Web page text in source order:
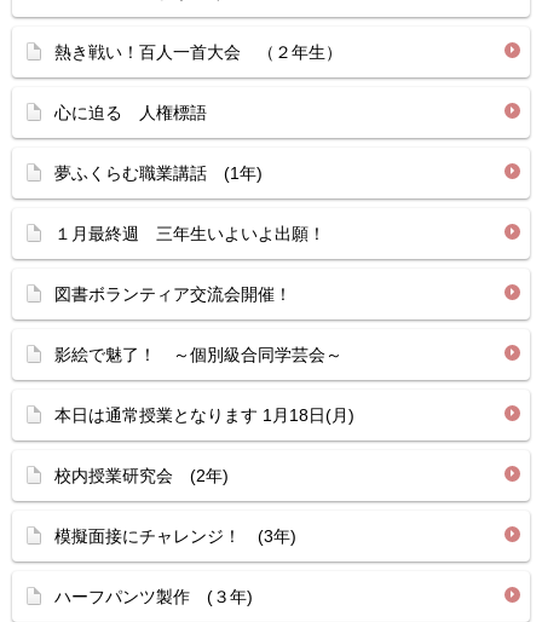
熱き戦い！百人一首大会 （２年生）
心に迫る 人権標語
夢ふくらむ職業講話 (1年)
１月最終週 三年生いよいよ出願！
図書ボランティア交流会開催！
影絵で魅了！ ～個別級合同学芸会～
本日は通常授業となります 1月18日(月)
校内授業研究会 (2年)
模擬面接にチャレンジ！ (3年)
ハーフパンツ製作 (３年)